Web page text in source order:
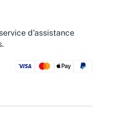
d'assistance